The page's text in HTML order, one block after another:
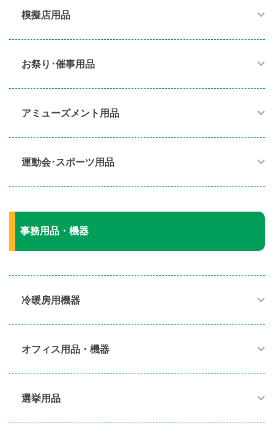
模擬店用品​
お祭り･催事用品​
アミューズメント用品​
運動会･スポーツ用品​
事務用品・機器
冷暖房用機器​
オフィス用品・機器​
選挙用品